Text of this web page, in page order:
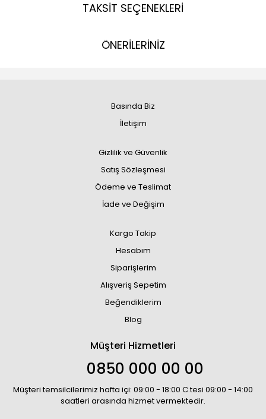
TAKSİT SEÇENEKLERİ
ÖNERİLERİNİZ
Basında Biz
İletişim
Gizlilik ve Güvenlik
Satış Sözleşmesi
Ödeme ve Teslimat
İade ve Değişim
Kargo Takip
Hesabım
Siparişlerim
Alışveriş Sepetim
Beğendiklerim
Blog
Müşteri Hizmetleri
0850 000 00 00
Müşteri temsilcilerimiz hafta içi: 09:00 - 18:00 C.tesi 09:00 - 14:00
saatleri arasında hizmet vermektedir.